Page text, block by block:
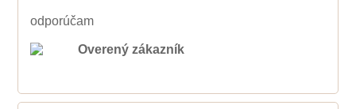
odporúčam
Overený zákazník